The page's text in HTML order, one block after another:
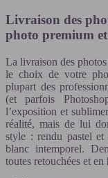
Livraison des
photo premium
La livraison des photos
le choix de votre
plupart des
(et parfois
l’exposition et
réalité, mais de lui
style : rendu pastel et
blanc intemporel.
toutes retouchées et